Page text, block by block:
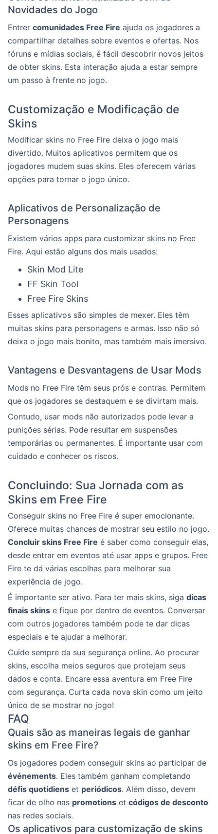
Novidades do Jogo
Entrer comunidades Free Fire ajuda os jogadores a
compartilhar detalhes sobre eventos e ofertas. Nos
fóruns e mídias sociais, é fácil descobrir novos jeitos
de obter skins. Esta interação ajuda a estar sempre
um passo à frente no jogo.
Customização e Modificação de
Skins
Modificar skins no Free Fire deixa o jogo mais
divertido. Muitos aplicativos permitem que os
jogadores mudem suas skins. Eles oferecem várias
opções para tornar o jogo único.
Aplicativos de Personalização de
Personagens
Existem vários apps para customizar skins no Free
Fire. Aqui estão alguns dos mais usados:
Skin Mod Lite
FF Skin Tool
Free Fire Skins
Esses aplicativos são simples de mexer. Eles têm
muitas skins para personagens e armas. Isso não só
deixa o jogo mais bonito, mas também mais imersivo.
Vantagens e Desvantagens de Usar Mods
Mods no Free Fire têm seus prós e contras. Permitem
que os jogadores se destaquem e se divirtam mais.
Contudo, usar mods não autorizados pode levar a
punições sérias. Pode resultar em suspensões
temporárias ou permanentes. É importante usar com
cuidado e conhecer os riscos.
Concluindo: Sua Jornada com as
Skins em Free Fire
Conseguir skins no Free Fire é super emocionante.
Oferece muitas chances de mostrar seu estilo no jogo.
Concluir skins Free Fire é saber como conseguir elas,
desde entrar em eventos até usar apps e grupos. Free
Fire te dá várias escolhas para melhorar sua
experiência de jogo.
É importante ser ativo. Para ter mais skins, siga dicas
finais skins e fique por dentro de eventos. Conversar
com outros jogadores também pode te dar dicas
especiais e te ajudar a melhorar.
Cuide sempre da sua segurança online. Ao procurar
skins, escolha meios seguros que protejam seus
dados e conta. Encare essa aventura em Free Fire
com segurança. Curta cada nova skin como um jeito
único de se mostrar no jogo!
FAQ
Quais são as maneiras legais de ganhar
skins em Free Fire?
Os jogadores podem conseguir skins ao participar de
événements. Eles também ganham completando
défis quotidiens et periódicos. Além disso, devem
ficar de olho nas promotions et códigos de desconto
nas redes sociais.
Os aplicativos para customização de skins